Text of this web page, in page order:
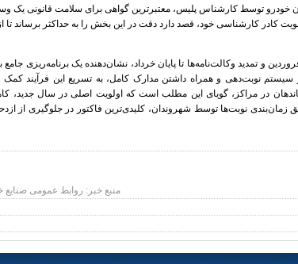
خودرو توسط کارشناس پلیس، معتبرترین گواهی برای سلامت قانونی یک
می‌رود. پلیس راهور در سال ۱۴۰۵ با تقویت کادر کارشناسی خود، قصد دارد دقت در این بخش را به حداکثر
نهایت، بازگشایی مراکز تعویض پلاک از ۱۵ فروردین و تمدید وکالت‌نامه‌ها تا پایان خرداد، نشان‌دهنده یک
سیستم نوبت‌دهی و همراه داشتن مدارک کامل، به تسریع این فرآیند کمک
در مراکز، گویای این مطلب است که اولویت اصلی در سال جدید،
نوبت‌ها توسط شهروندان، کلیدی‌ترین فاکتور در جلوگیری از
منبع خبر: روابط عمومی